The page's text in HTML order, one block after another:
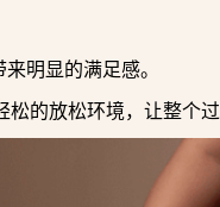
明显的满足感。
的放松环境，让整个过